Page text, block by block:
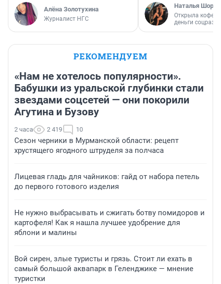
Алёна Золотухина
Журналист НГС
Наталья
Открыла
деньги
РЕКОМЕНДУЕМ
«Нам не хотелось популярности».
Бабушки из уральской глубинки стали
звездами соцсетей — они покорили
Агутина и Бузову
2 часа 2 419 10
Сезон черники в Мурманской области: рецепт
хрустящего ягодного штруделя за полчаса
Лицевая гладь для чайников: гайд от набора петель
до первого готового изделия
Не нужно выбрасывать и сжигать ботву помидоров и
картофеля! Как я нашла лучшее удобрение для
яблони и малины
Вой сирен, злые туристы и грязь. Стоит ли ехать в
самый большой аквапарк в Геленджике — мнение
туристки